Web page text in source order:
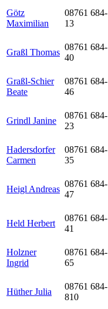
Götz
Maximilian
08761 684-
13
Graßl Thomas
08761 684-
40
Graßl-Schier
Beate
08761 684-
46
Grindl Janine
08761 684-
23
Hadersdorfer
Carmen
08761 684-
35
Heigl Andreas
08761 684-
47
Held Herbert
08761 684-
41
Holzner
Ingrid
08761 684-
65
Hüther Julia
08761 684-
810